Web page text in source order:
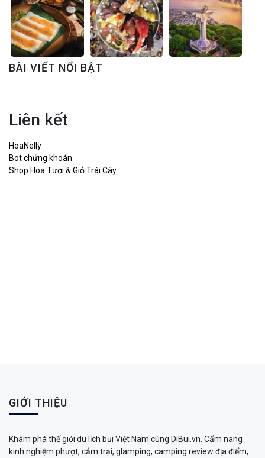
BÀI VIẾT NỔI BẬT
Liên kết
HoaNelly
Bot chứng khoán
Shop Hoa Tươi & Giỏ Trái Cây
GIỚI THIỆU
Khám phá thế giới du lịch bụi Việt Nam cùng DiBui.vn. Cẩm nang
kinh nghiệm phượt, cắm trại, glamping, camping review địa điểm,